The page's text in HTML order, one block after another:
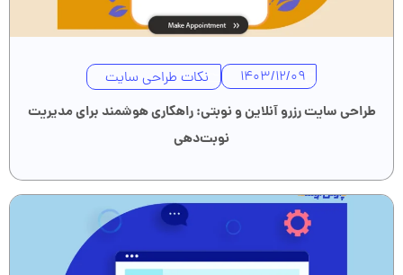
1403/12/09
نکات طراحی سایت
طراحی سایت رزرو آنلاین و نوبتی: راهکاری هوشمند برای مدیریت
نوبت‌دهی